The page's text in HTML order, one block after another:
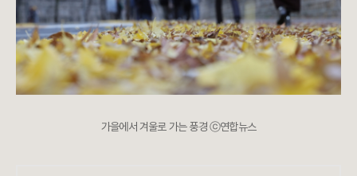
가을에서 겨울로 가는 풍경 ⓒ연합뉴스